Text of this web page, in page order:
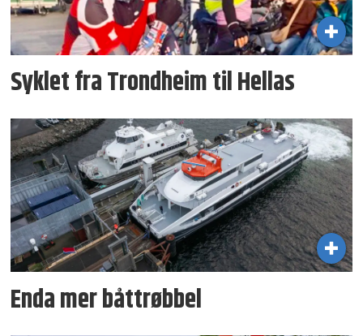
Syklet fra Trondheim til Hellas
Enda mer båttrøbbel